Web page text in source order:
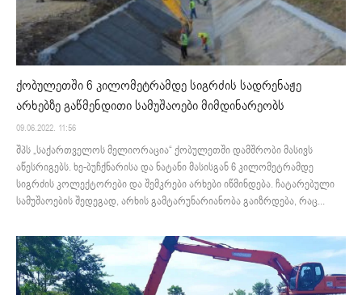
ქობულეთში 6 კილომეტრამდე სიგრძის სადრენაჟე
არხებზე გაწმენდითი სამუშაოები მიმდინარეობს
09.06.2022. 11:56
შპს „საქართველოს მელიორაცია“ ქობულეთში დამშრობი მასივს
აწესრიგებს. ხე-ბუჩქნარისა და ნატანი მასისგან 6 კილომეტრამდე
სიგრძის კოლექტორები და შემკრები არხები იწმინდება. ჩატარებული
სამუშაოების შედეგად, არხის გამტარუნარიანობა გაიზრდება, რაც...